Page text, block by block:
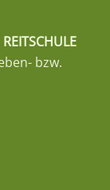
REITSCHULE
bzw.